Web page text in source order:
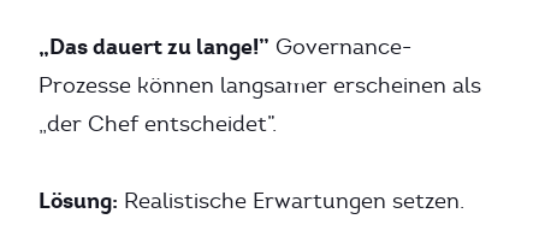
„Das dauert zu lange!” Governance-
Prozesse können langsamer erscheinen als
„der Chef entscheidet”.
Lösung: Realistische Erwartungen setzen.